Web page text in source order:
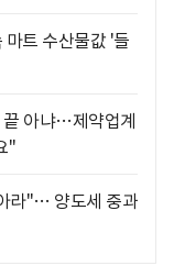
트 수산물값 '들
아냐…제약업계
"
라"… 양도세 중과